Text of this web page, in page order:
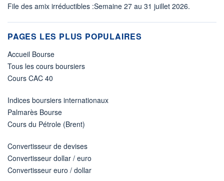
File des amix irréductibles :Semaine 27 au 31 juillet 2026.
PAGES LES PLUS POPULAIRES
Accueil Bourse
Tous les cours boursiers
Cours CAC 40
Indices boursiers internationaux
Palmarès Bourse
Cours du Pétrole (Brent)
Convertisseur de devises
Convertisseur dollar / euro
Convertisseur euro / dollar